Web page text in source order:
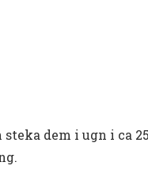
dem i ugn i ca